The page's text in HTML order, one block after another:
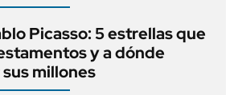
Picasso: 5 estrellas que
y a dónde
millones